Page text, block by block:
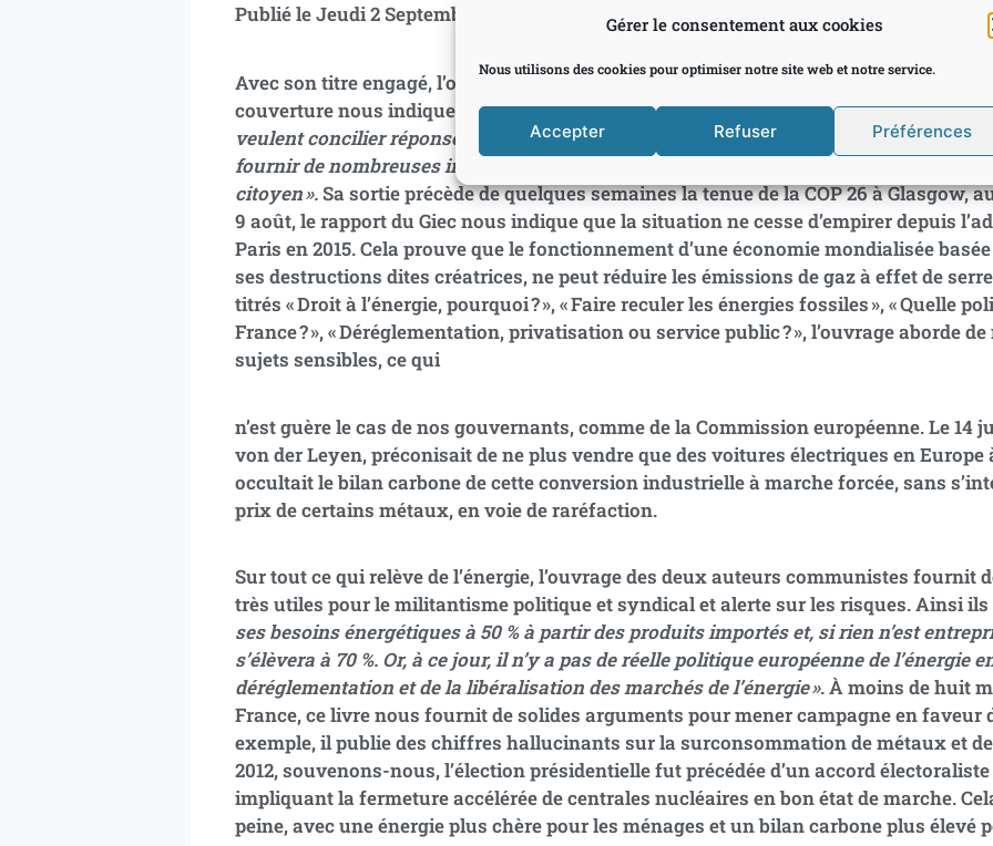
Gérer le consentement aux cookies
Nous utilisons des cookies pour optimiser notre site web et notre service.
Accepter Refuser Préférences
Publié le Jeudi 2 Septembre 2021 Gérard Le Puill
Avec son titre engagé, l’ouvrage de Valérie Gonçalvès et Éric Le Lann annonce la
couverture nous indique que les auteurs« donnent ici un point de vue communiste,
veulent concilier réponse aux besoins humains et
écologie. Sur chacun des
fournir de nombreuses informations et faits, pas toujours connus largement. Un
citoyen ».Sa sortie précède de quelques semaines la tenue de la COP 26 à Glasgow,
9 août, le rapport du Giec nous indique que la situation ne cesse d’empirer depuis
Paris en 2015. Cela prouve que le fonctionnement d’une économie mondialisée
ses destructions dites créatrices, ne peut réduire les émissions de gaz à effet de
titrés « Droit à l’énergie, pourquoi ? », « Faire reculer les énergies fossiles », « Quelle
France ? », « Déréglementation, privatisation ou service public ? », l’ouvrage aborde
sujets sensibles, ce qui
n’est guère le cas de nos gouvernants, comme de la Commission européenne. Le 14
von der Leyen, préconisait de ne plus vendre que des voitures électriques en Europe
occultait le bilan carbone de cette conversion industrielle à marche forcée, sans
prix de certains métaux, en voie de raréfaction.
Sur tout ce qui relève de l’énergie, l’ouvrage des deux auteurs communistes
très utiles pour le militantisme politique et syndical et alerte sur les risques. Ainsi ils
ses besoins énergétiques à 50 % à partir des produits importés et, si rien n’est
s’élèvera à 70 %. Or, à ce jour, il n’y a pas de réelle politique européenne de l’énergie
déréglementation et de la libéralisation des marchés de l’énergie ». À moins de huit
France, ce livre nous fournit de solides arguments pour mener campagne en faveur
exemple, il publie des chiffres hallucinants sur la sur­consommation de métaux et
2012, souvenons-nous, l’élection présidentielle fut précédée d’un accord
impliquant la fermeture accélérée de centrales nucléaires en bon état de marche.
peine, avec une énergie plus chère pour les ménages et un bilan carbone plus élevé